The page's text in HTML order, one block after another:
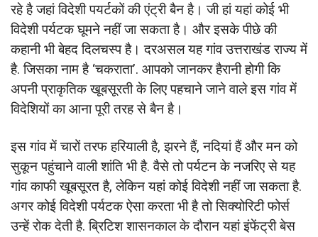
रहे है जहां विदेशी पयर्टकों की एंट्री बैन है। जी हां यहां कोई भी
विदेशी पर्यटक घूमने नहीं जा सकता है। और इसके पीछे की
कहानी भी बेहद दिलचस्प है। दरअसल यह गांव उत्तराखंड राज्य में
है. जिसका नाम है ‘चकराता’. आपको जानकर हैरानी होगी कि
अपनी प्राकृतिक खूबसूरती के लिए पहचाने जाने वाले इस गांव में
विदेशियों का आना पूरी तरह से बैन है।
इस गांव में चारों तरफ हरियाली है, झरने हैं, नदियां हैं और मन को
सुकून पहुंचाने वाली शांति भी है. वैसे तो पर्यटन के नजरिए से यह
गांव काफी खूबसूरत है, लेकिन यहां कोई विदेशी नहीं जा सकता है.
अगर कोई विदेशी पर्यटक ऐसा करता भी है तो सिक्‍योरिटी फोर्स
उन्‍हें रोक देती है. ब्र‍िट‍िश शासनकाल के दौरान यहां इंफेंट्री बेस